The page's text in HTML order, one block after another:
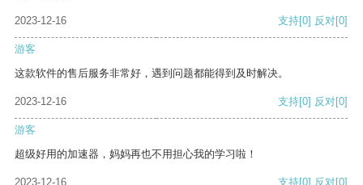
2023-12-16 支持[0] 反对[0]
游客
这款软件的售后服务非常好，遇到问题都能得到及时解决。
2023-12-16 支持[0] 反对[0]
游客
超级好用的加速器，妈妈再也不用担心我的学习啦！
2023-12-16 支持[0] 反对[0]